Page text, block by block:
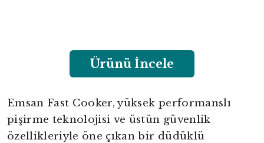
Ürünü İncele
Emsan Fast Cooker, yüksek performanslı
pişirme teknolojisi ve üstün güvenlik
özellikleriyle öne çıkan bir düdüklü